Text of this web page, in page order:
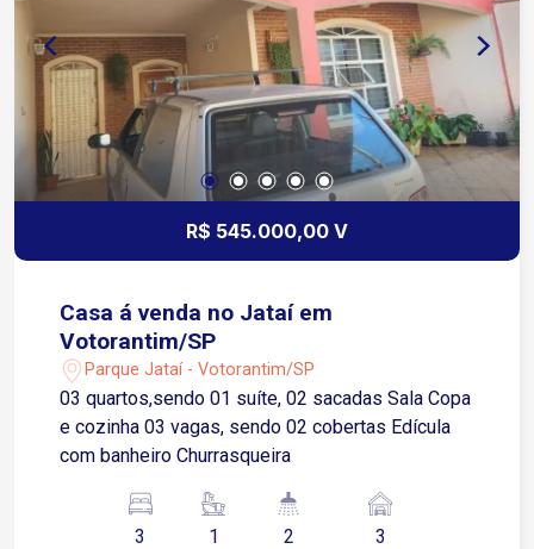
R$ 545.000,00 V
Casa á venda no Jataí em
Votorantim/SP
Parque Jataí - Votorantim/SP
03 quartos,sendo 01 suíte, 02 sacadas Sala Copa
e cozinha 03 vagas, sendo 02 cobertas Edícula
com banheiro Churrasqueira
3 1 2 3